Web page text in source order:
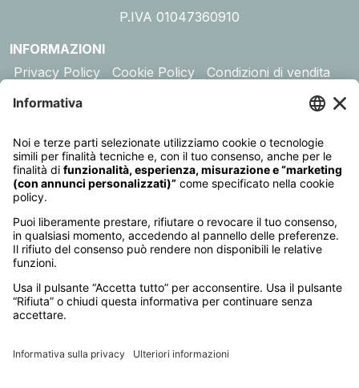
P.IVA 01047360910
INFORMAZIONI
Privacy Policy
Cookie Policy Condizioni di vendita
Assicurazione
DESTINAZIONI
Australia
Cambogia Canada Egitto Emirati Arabi
Madagascar Maldive Malesia e Singapore
Mauritius Messico Namibia Oman
Polinesia Francese
Sudafrica Tanzania Thailandia Vietnam